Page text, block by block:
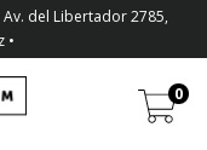
Av. del Libertador 2785,
•
0